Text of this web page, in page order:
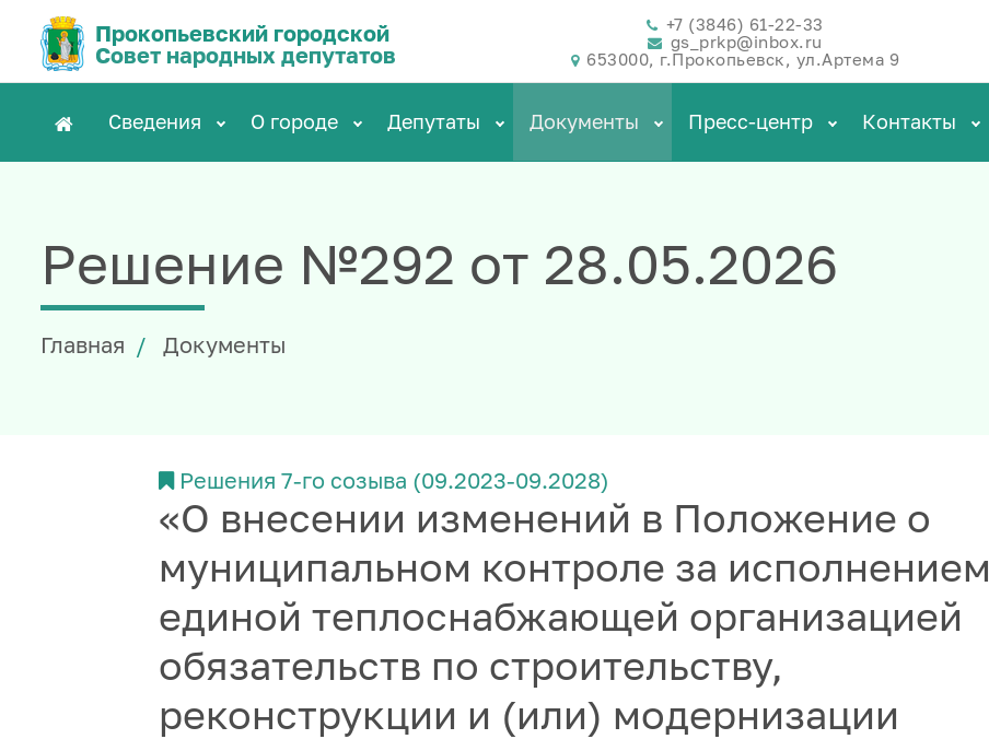
Прокопьевский городской
Совет народных депутатов
+7 (3846) 61-22-33
gs_prkp@inbox.ru
653000, г.Прокопьевск, ул.Артема 9
Сведения О городе Депутаты Документы Пресс-центр Контакты
Решение №292 от 28.05.2026
Главная Документы
Решения 7-го созыва (09.2023-09.2028)
«О внесении изменений в Положение о
муниципальном контроле за исполнением
единой теплоснабжающей организацией
обязательств по строительству,
реконструкции и (или) модернизации